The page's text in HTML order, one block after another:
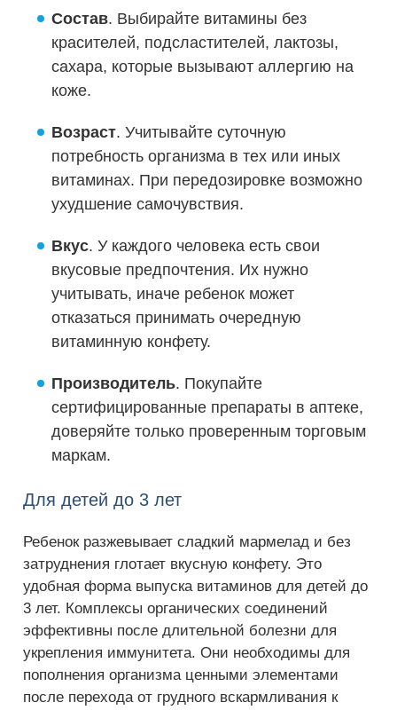
Состав. Выбирайте витамины без
красителей, подсластителей, лактозы,
сахара, которые вызывают аллергию на
коже.
Возраст. Учитывайте суточную
потребность организма в тех или иных
витаминах. При передозировке возможно
ухудшение самочувствия.
Вкус. У каждого человека есть свои
вкусовые предпочтения. Их нужно
учитывать, иначе ребенок может
отказаться принимать очередную
витаминную конфету.
Производитель. Покупайте
сертифицированные препараты в аптеке,
доверяйте только проверенным торговым
маркам.
Для детей до 3 лет
Ребенок разжевывает сладкий мармелад и без
затруднения глотает вкусную конфету. Это
удобная форма выпуска витаминов для детей до
3 лет. Комплексы органических соединений
эффективны после длительной болезни для
укрепления иммунитета. Они необходимы для
пополнения организма ценными элементами
после перехода от грудного вскармливания к